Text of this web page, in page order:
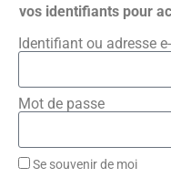
vos identifiants pour
Identifiant ou adresse
Mot de passe
Se souvenir de moi